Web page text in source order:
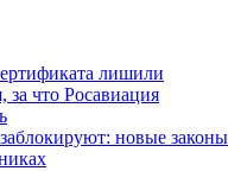
лишили
что Росавиация
новые законы